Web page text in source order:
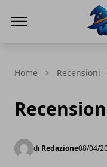
Home Recensioni
di Redazione08/04/